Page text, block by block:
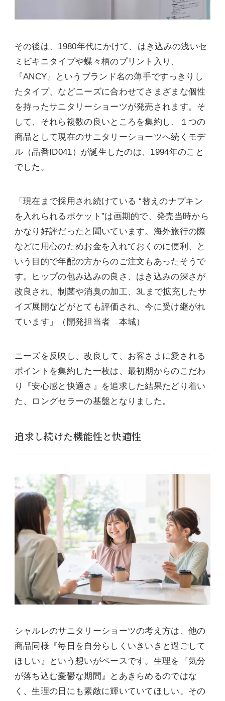
その後は、1980年代にかけて、はき込みの浅いセ
ミビキニタイプや蝶々柄のプリント入り、
『ANCY』というブランド名の薄手ですっきりし
たタイプ、などニーズに合わせてさまざまな個性
を持ったサニタリーショーツが発売されます。そ
して、それら複数の良いところを集約し、１つの
商品として現在のサニタリーショーツへ続くモデ
ル（品番ID041）が誕生したのは、1994年のこと
でした。
「現在まで採用され続けている “替えのナプキン
を入れられるポケット”は画期的で、発売当時から
かなり好評だったと聞いています。海外旅行の際
などに用心のためお金を入れておくのに便利、と
いう目的で年配の方からのご注文もあったそうで
す。ヒップの包み込みの良さ、はき込みの深さが
改良され、制菌や消臭の加工、3Lまで拡充したサ
イズ展開などがとても評価され、今に受け継がれ
ています」（開発担当者 本城）
ニーズを反映し、改良して、お客さまに愛される
ポイントを集約した一枚は、最初期からのこだわ
り『安心感と快適さ』を追求した結果たどり着い
た、ロングセラーの基盤となりました。
追求し続けた機能性と快適性
シャルレのサニタリーショーツの考え方は、他の
商品同様『毎日を自分らしくいきいきと過ごして
ほしい』という想いがベースです。生理を『気分
が落ち込む憂鬱な期間』とあきらめるのではな
く、生理の日にも素敵に輝いていてほしい。その